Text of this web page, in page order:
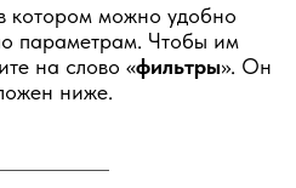
котором можно удобно
параметрам. Чтобы им
на слово «фильтры». Он
ниже.